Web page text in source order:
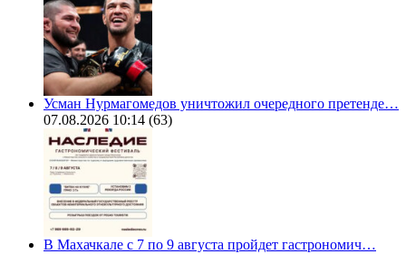
Усман Нурмагомедов уничтожил очередного претенде…
07.08.2026 10:14 (63)
В Махачкале с 7 по 9 августа пройдет гастрономич…